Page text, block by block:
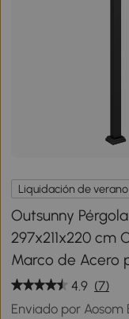
Liquidación de verano
Outsunny
297x211x220 cm
Marco de Acero
4.9 (7)
Enviado por Aosom